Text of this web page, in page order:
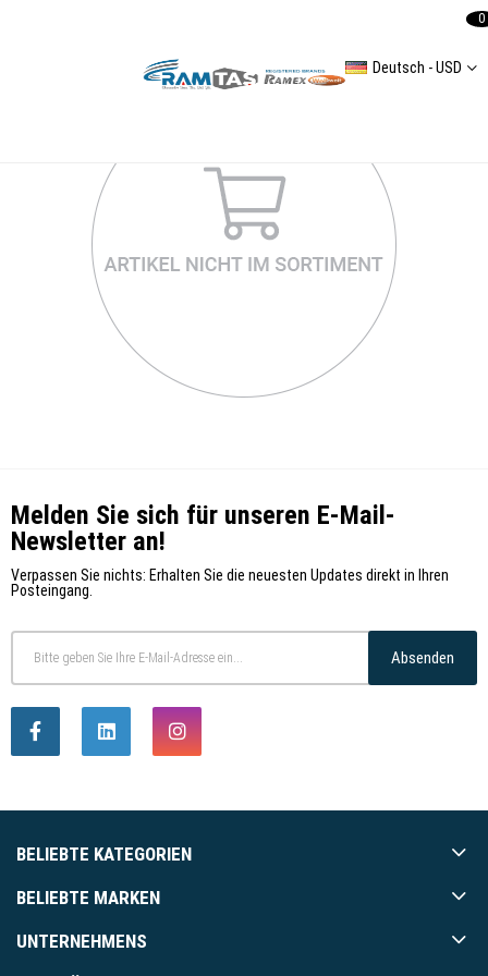
Deutsch - USD
0
Melden Sie sich für unseren E-Mail-
Newsletter an!
Verpassen Sie nichts: Erhalten Sie die neuesten Updates direkt in Ihren
Posteingang.
Absenden
BELIEBTE KATEGORIEN
BELIEBTE MARKEN
UNTERNEHMENS